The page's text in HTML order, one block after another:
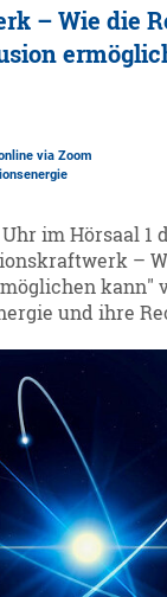
– Wie die
via Zoom
Uhr im Hörsaal
–
kann"
und ihre